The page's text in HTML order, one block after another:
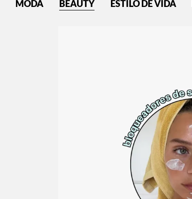
MODA BEAUTY ESTILO DE VIDA